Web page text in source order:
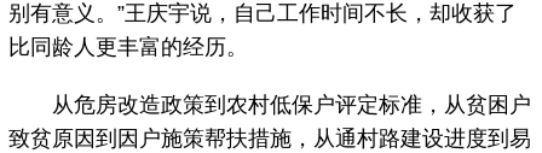
别有意义。”王庆宇说，自己工作时间不长，却收获了
比同龄人更丰富的经历。
从危房改造政策到农村低保户评定标准，从贫困户
致贫原因到因户施策帮扶措施，从通村路建设进度到易